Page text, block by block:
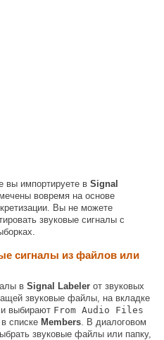
вы импортируете в Signal
вовремя на основе
Вы не можете
звуковые сигналы с
сигналы из файлов или
в Signal Labeler от звуковых
звуковые файлы, на вкладке
выбирают From Audio Files
в списке Members. В диалоговом
звуковые файлы или папку,